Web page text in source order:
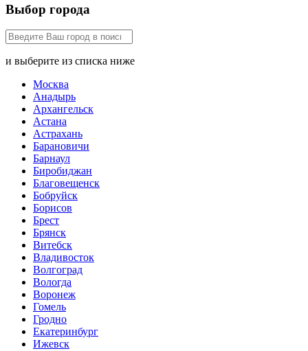
Выбор города
и выберите из списка ниже
Москва
Анадырь
Архангельск
Астана
Астрахань
Барановичи
Барнаул
Биробиджан
Благовещенск
Бобруйск
Борисов
Брест
Брянск
Витебск
Владивосток
Волгоград
Вологда
Воронеж
Гомель
Гродно
Екатеринбург
Ижевск